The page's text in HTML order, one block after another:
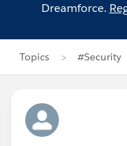
Dreamforce.
Topics #Security